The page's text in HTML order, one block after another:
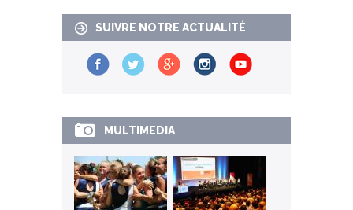
SUIVRE NOTRE ACTUALITÉ
MULTIMEDIA